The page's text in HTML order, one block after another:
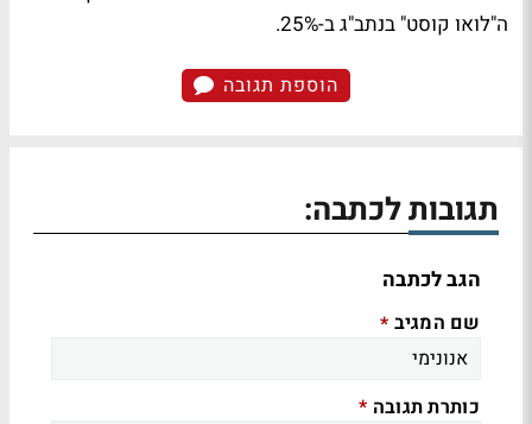
ה"לואו קוסט" בנתב"ג ב-25%.
הוספת תגובה
תגובות לכתבה:
הגב לכתבה
שם המגיב *
כותרת תגובה *